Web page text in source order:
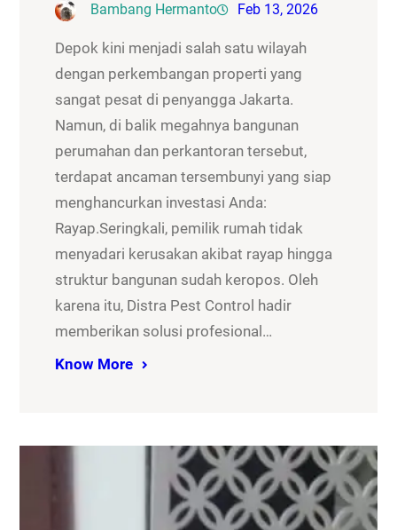
Bambang Hermanto Feb 13, 2026
Depok kini menjadi salah satu wilayah
dengan perkembangan properti yang
sangat pesat di penyangga Jakarta.
Namun, di balik megahnya bangunan
perumahan dan perkantoran tersebut,
terdapat ancaman tersembunyi yang siap
menghancurkan investasi Anda:
Rayap.Seringkali, pemilik rumah tidak
menyadari kerusakan akibat rayap hingga
struktur bangunan sudah keropos. Oleh
karena itu, Distra Pest Control hadir
memberikan solusi profesional…
Know More